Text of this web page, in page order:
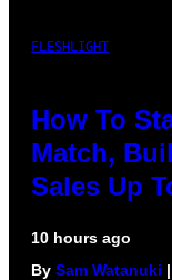
FLESHLIGHT
How To
Match,
Sales Up
10 hours ago
By Sam Watanuki